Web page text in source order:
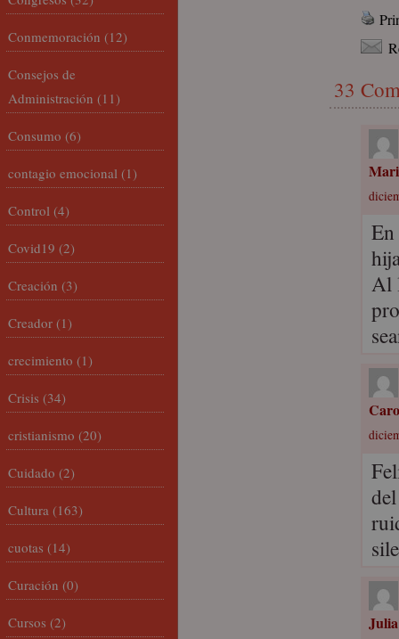
33
Al
Caro
Conmemoración (12)
Consejos de
Administración (11)
Consumo (6)
contagio emocional (1)
Control (4)
Covid19 (2)
Creación (3)
Creador (1)
crecimiento (1)
Crisis (34)
cristianismo (20)
Cuidado (2)
Cultura (163)
cuotas (14)
Curación (0)
Cursos (2)